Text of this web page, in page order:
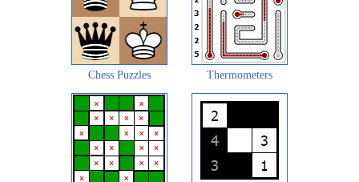
Chess Puzzles Thermometers